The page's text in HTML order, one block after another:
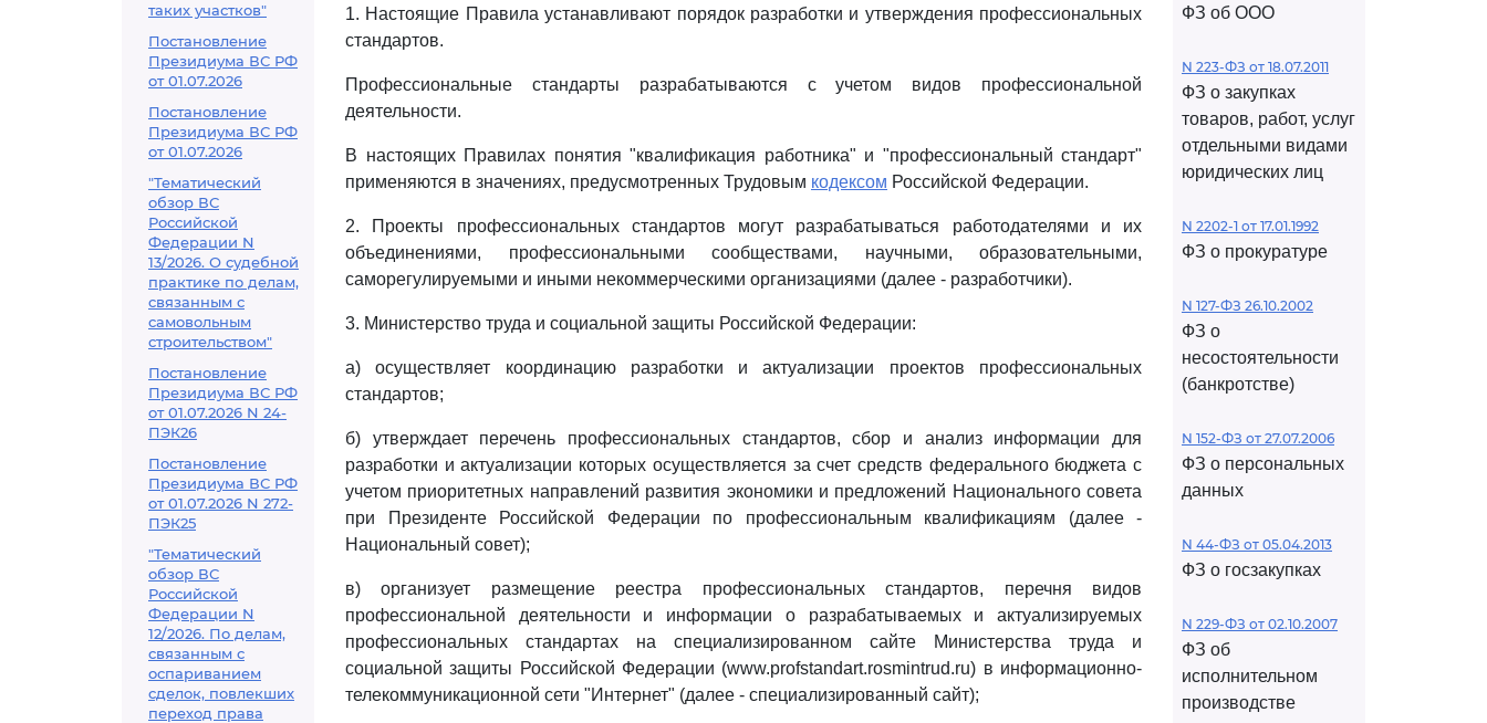
таких участков"
Постановление
Президиума ВС РФ
от 01.07.2026
Постановление
Президиума ВС РФ
от 01.07.2026
"Тематический
обзор ВС
Российской
Федерации N
13/2026. О судебной
практике по делам,
связанным с
самовольным
строительством"
Постановление
Президиума ВС РФ
от 01.07.2026 N 24-
ПЭК26
Постановление
Президиума ВС РФ
от 01.07.2026 N 272-
ПЭК25
"Тематический
обзор ВС
Российской
Федерации N
12/2026. По делам,
связанным с
оспариванием
сделок, повлекших
переход права
1. Настоящие Правила устанавливают порядок разработки и утверждения профессиональных
стандартов.
Профессиональные стандарты разрабатываются с учетом видов профессиональной
деятельности.
В настоящих Правилах понятия "квалификация работника" и "профессиональный стандарт"
применяются в значениях, предусмотренных Трудовым кодексом Российской Федерации.
2. Проекты профессиональных стандартов могут разрабатываться работодателями и их
объединениями, профессиональными сообществами, научными, образовательными,
саморегулируемыми и иными некоммерческими организациями (далее - разработчики).
3. Министерство труда и социальной защиты Российской Федерации:
а) осуществляет координацию разработки и актуализации проектов профессиональных
стандартов;
б) утверждает перечень профессиональных стандартов, сбор и анализ информации для
разработки и актуализации которых осуществляется за счет средств федерального бюджета с
учетом приоритетных направлений развития экономики и предложений Национального совета
при Президенте Российской Федерации по профессиональным квалификациям (далее -
Национальный совет);
в) организует размещение реестра профессиональных стандартов, перечня видов
профессиональной деятельности и информации о разрабатываемых и актуализируемых
профессиональных стандартах на специализированном сайте Министерства труда и
социальной защиты Российской Федерации (www.profstandart.rosmintrud.ru) в информационно-
телекоммуникационной сети "Интернет" (далее - специализированный сайт);
ФЗ об ООО
N 223-ФЗ от 18.07.2011
ФЗ о закупках
товаров, работ, услуг
отдельными видами
юридических лиц
N 2202-1 от 17.01.1992
ФЗ о прокуратуре
N 127-ФЗ 26.10.2002
ФЗ о
несостоятельности
(банкротстве)
N 152-ФЗ от 27.07.2006
ФЗ о персональных
данных
N 44-ФЗ от 05.04.2013
ФЗ о госзакупках
N 229-ФЗ от 02.10.2007
ФЗ об
исполнительном
производстве